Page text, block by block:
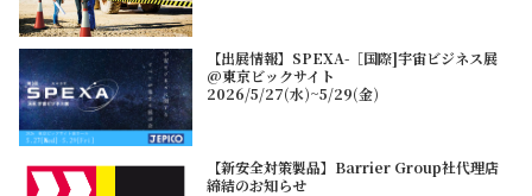
【出展情報】SPEXA-［国際]宇宙ビジネス展
@東京ビックサイト
2026/5/27(水)~5/29(金)
【新安全対策製品】Barrier Group社代理店
締結のお知らせ